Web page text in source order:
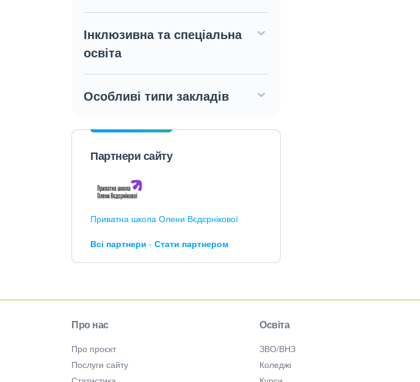
Інклюзивна та спеціальна
освіта
Особливі типи закладів
Партнери сайту
Приватна школа Олени Вєдєрнікової
Всі партнери Стати партнером
Про нас
Про проєкт
Послуги сайту
Освіта
ЗВО/ВНЗ
Коледжі